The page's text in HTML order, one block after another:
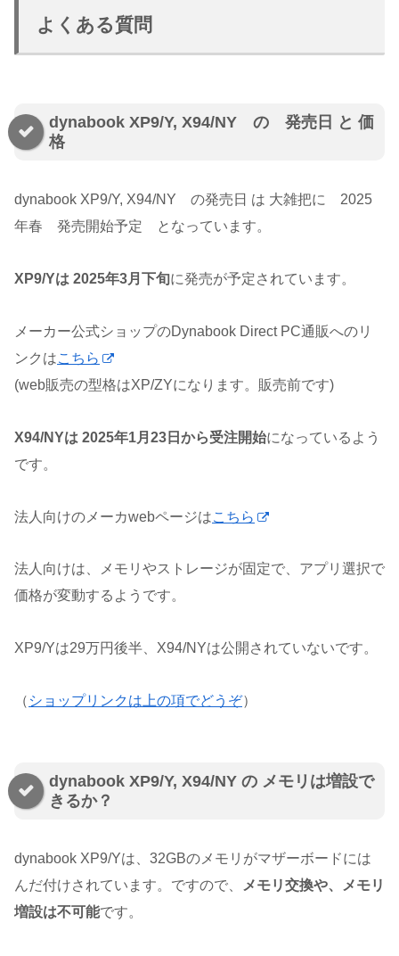
よくある質問
dynabook XP9/Y, X94/NY の 発売日 と 価
格
dynabook XP9/Y, X94/NY の発売日 は 大雑把に 2025
年春 発売開始予定 となっています。
XP9/Yは 2025年3月下旬に発売が予定されています。
メーカー公式ショップのDynabook Direct PC通販へのリ
ンクはこちら
(web販売の型格はXP/ZYになります。販売前です)
X94/NYは 2025年1月23日から受注開始になっているよう
です。
法人向けのメーカwebページはこちら
法人向けは、メモリやストレージが固定で、アプリ選択で
価格が変動するようです。
XP9/Yは29万円後半、X94/NYは公開されていないです。
（ ショップリンクは上の項でどうぞ）
dynabook XP9/Y, X94/NY の メモリは増設で
きるか？
dynabook XP9/Yは、32GBのメモリがマザーボードには
んだ付けされています。ですので、
メモリ交換や、メモリ
増設は不可能です。